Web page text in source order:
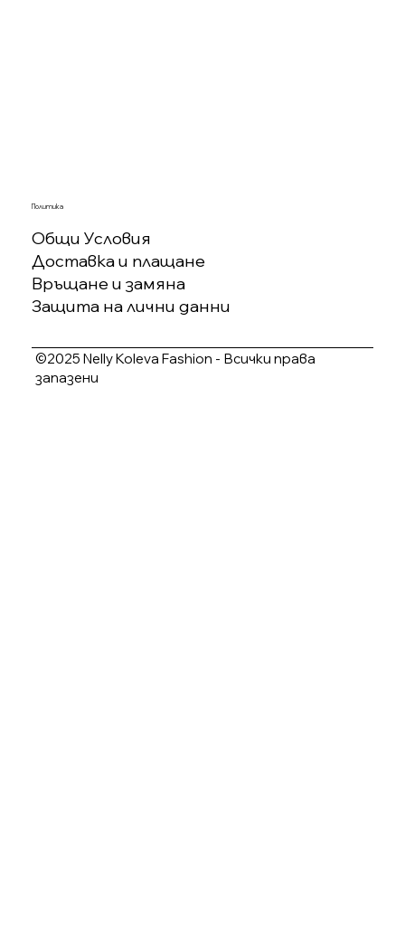
Политика
Общи Условия
Доставка и плащане
Връщане и замяна
Защита на лични данни
©2025 Nelly Koleva Fashion - Всички права
запазени